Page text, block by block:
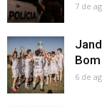
7 de
6 de